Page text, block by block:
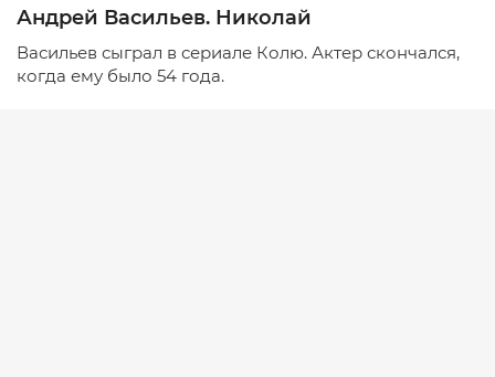
Андрей Васильев. Николай
Васильев сыграл в сериале Колю. Актер скончался,
когда ему было 54 года.